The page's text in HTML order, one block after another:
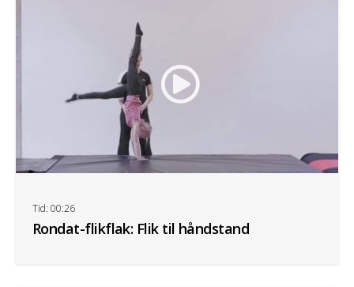
Rondat-flikflak: Flik til håndstand
Tid: 00:26